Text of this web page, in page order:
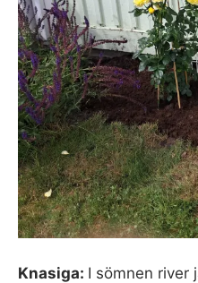
Knasiga: I sömnen river